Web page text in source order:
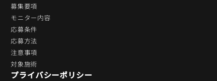
募集要項
モニター内容
応募条件
応募方法
注意事項
対象施術
プライバシーポリシー